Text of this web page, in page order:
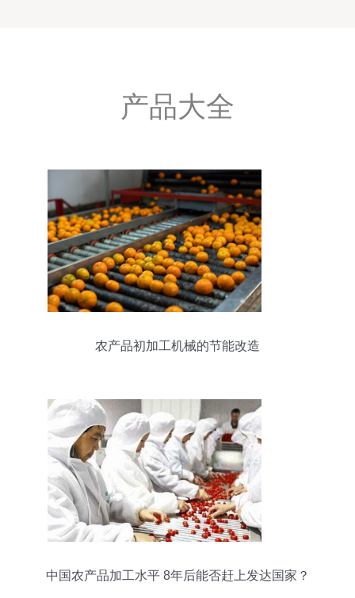
产品大全
农产品初加工机械的节能改造
中国农产品加工水平 8年后能否赶上发达国家？